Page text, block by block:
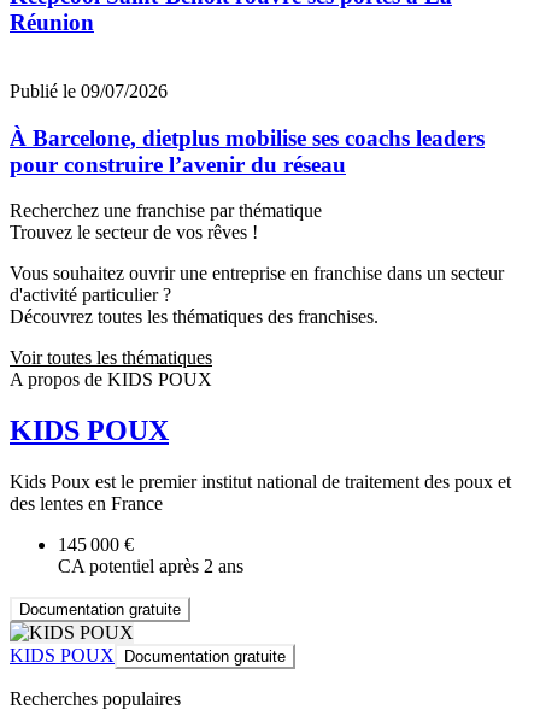
Réunion
Publié le 09/07/2026
À Barcelone, dietplus mobilise ses coachs leaders
pour construire l’avenir du réseau
Recherchez une franchise par thématique
Trouvez le secteur de vos rêves !
Vous souhaitez ouvrir une entreprise en franchise dans un secteur
d'activité particulier ?
Découvrez toutes les thématiques des franchises.
Voir toutes les thématiques
A propos de KIDS POUX
KIDS POUX
Kids Poux est le premier institut national de traitement des poux et
des lentes en France
145 000 €
CA potentiel après 2 ans
Documentation gratuite
KIDS POUX Documentation gratuite
Recherches populaires